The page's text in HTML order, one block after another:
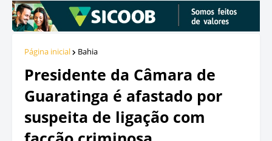
Página inicial Bahia
Presidente da Câmara de
Guaratinga é afastado por
suspeita de ligação com